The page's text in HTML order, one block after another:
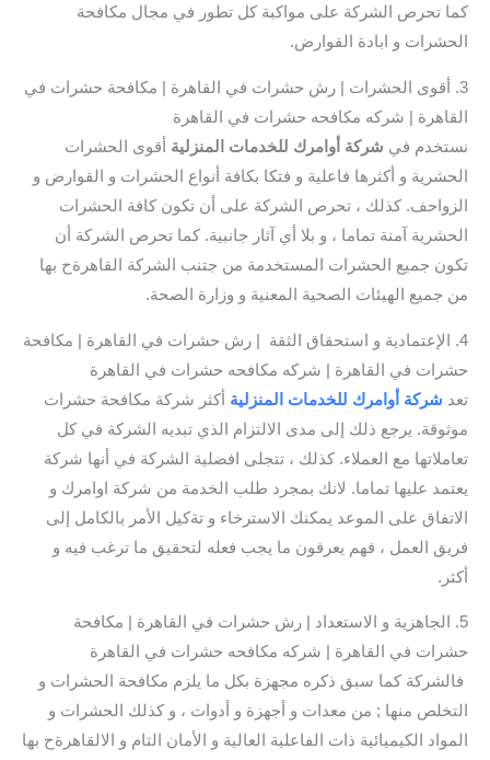
كما تحرص الشركة على مواكبة كل تطور في مجال مكافحة
الحشرات و ابادة القوارض.
3. أقوى الحشرات | رش حشرات في القاهرة | مكافحة حشرات في
القاهرة | شركه مكافحه حشرات في القاهرة
نستخدم في شركة أوامرك للخدمات المنزلية أقوى الحشرات
الحشرية و أكثرها فاعلية و فتكا بكافة أنواع الحشرات و القوارض و
الزواحف. كذلك ، تحرص الشركة على أن تكون كافة الحشرات
الحشرية آمنة تماما ، و بلا أي آثار جانبية. كما تحرص الشركة أن
تكون جميع الحشرات المستخدمة من جتنب الشركة القاهرةح بها
من جميع الهيئات الصحية المعنية و وزارة الصحة.
4. الإعتمادية و استحقاق الثقة | رش حشرات في القاهرة | مكافحة
حشرات في القاهرة | شركه مكافحه حشرات في القاهرة
تعد شركة أوامرك للخدمات المنزلية أكثر شركة مكافحة حشرات
موثوقة. يرجع ذلك إلى مدى الالتزام الذي تبديه الشركة في كل
تعاملاتها مع العملاء. كذلك ، تتجلى افضلية الشركة في أنها شركة
يعتمد عليها تماما. لانك بمجرد طلب الخدمة من شركة اوامرك و
الاتفاق على الموعد يمكنك الاسترخاء و تةكيل الأمر بالكامل إلى
فريق العمل ، فهم يعرفون ما يجب فعله لتحقيق ما ترغب فيه و
أكثر.
5. الجاهزية و الاستعداد | رش حشرات في القاهرة | مكافحة
حشرات في القاهرة | شركه مكافحه حشرات في القاهرة
فالشركة كما سبق ذكره مجهزة بكل ما يلزم مكافحة الحشرات و
التخلص منها ; من معدات و أجهزة و أدوات ، و كذلك الحشرات و
المواد الكيميائية ذات الفاعلية العالية و الأمان التام و الالقاهرةح بها